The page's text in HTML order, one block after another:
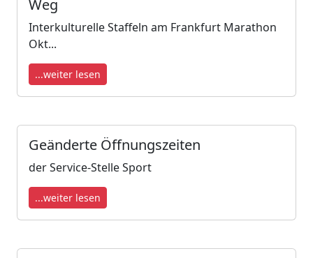
Weg
Interkulturelle Staffeln am Frankfurt Marathon
Okt...
...weiter lesen
Geänderte Öffnungszeiten
der Service-Stelle Sport
...weiter lesen